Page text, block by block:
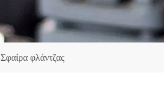
Σφαίρα φλάντζας